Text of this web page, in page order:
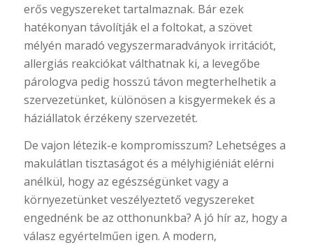
erős vegyszereket tartalmaznak. Bár ezek
hatékonyan távolítják el a foltokat, a szövet
mélyén maradó vegyszermaradványok irritációt,
allergiás reakciókat válthatnak ki, a levegőbe
párologva pedig hosszú távon megterhelhetik a
szervezetünket, különösen a kisgyermekek és a
háziállatok érzékeny szervezetét.
De vajon létezik-e kompromisszum? Lehetséges a
makulátlan tisztaságot és a mélyhigiéniát elérni
anélkül, hogy az egészségünket vagy a
környezetünket veszélyeztető vegyszereket
engednénk be az otthonunkba? A jó hír az, hogy a
válasz egyértelműen igen. A modern,